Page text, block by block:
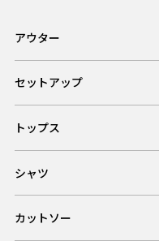
アウター
セットアップ
トップス
シャツ
カットソー